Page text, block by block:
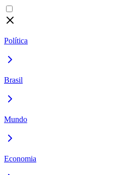
Política
Brasil
Mundo
Economia